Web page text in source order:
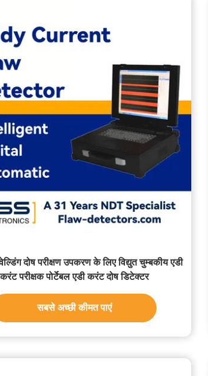
दोष परीक्षण उपकरण के लिए विद्युत चुम्बकीय एडी
करंट परीक्षक पोर्टेबल एडी करंट दोष डिटेक्टर
सबसे अच्छी कीमत पाएं